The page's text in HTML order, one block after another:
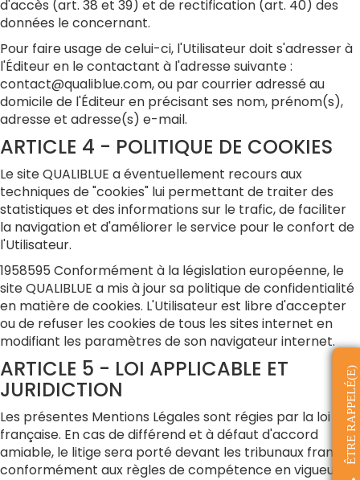
d'accès (art. 38 et 39) et de rectification (art. 40) des
données le concernant.
Pour faire usage de celui-ci, l'Utilisateur doit s'adresser à
l'Éditeur en le contactant à l'adresse suivante :
contact@qualiblue.com, ou par courrier adressé au
domicile de l'Éditeur en précisant ses nom, prénom(s),
adresse et adresse(s) e-mail.
ARTICLE 4 - POLITIQUE DE COOKIES
Le site QUALIBLUE a éventuellement recours aux
techniques de "cookies" lui permettant de traiter des
statistiques et des informations sur le trafic, de faciliter
la navigation et d'améliorer le service pour le confort de
l'Utilisateur.
1958595 Conformément à la législation européenne, le
site QUALIBLUE a mis à jour sa politique de confidentialité
en matière de cookies. L'Utilisateur est libre d'accepter
ou de refuser les cookies de tous les sites internet en
modifiant les paramètres de son navigateur internet.
ARTICLE 5 - LOI APPLICABLE ET
JURIDICTION
Les présentes Mentions Légales sont régies par la loi
française. En cas de différend et à défaut d'accord
amiable, le litige sera porté devant les tribunaux français
conformément aux règles de compétence en vigueur.
ÊTRE RAPPELÉ(E)